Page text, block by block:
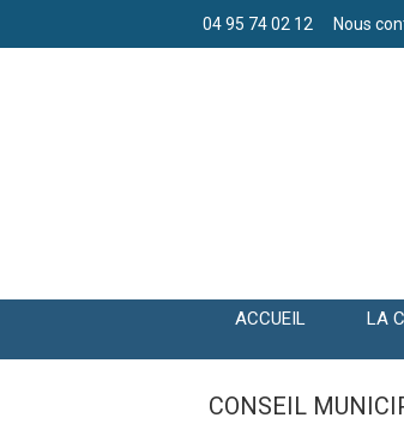
04 95 74 02 12 Nous
ACCUEIL LA
CONSEIL